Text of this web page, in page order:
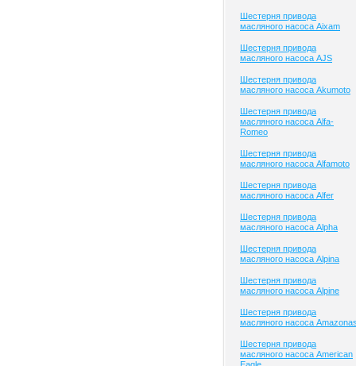
Шестерня привода
масляного насоса Aixam
Шестерня привода
масляного насоса AJS
Шестерня привода
масляного насоса Akumoto
Шестерня привода
масляного насоса Alfa-
Romeo
Шестерня привода
масляного насоса Alfamoto
Шестерня привода
масляного насоса Alfer
Шестерня привода
масляного насоса Alpha
Шестерня привода
масляного насоса Alpina
Шестерня привода
масляного насоса Alpine
Шестерня привода
масляного насоса
Шестерня привода
масляного насоса American